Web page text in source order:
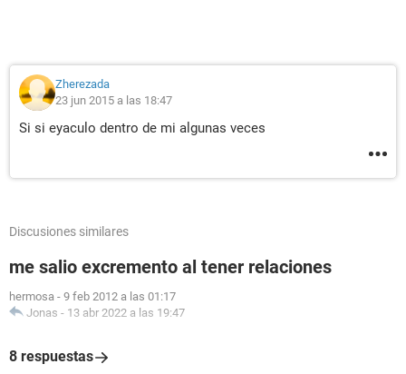
Zherezada
23 jun 2015 a las 18:47
Si si eyaculo dentro de mi algunas veces
Discusiones similares
me salio excremento al tener relaciones
hermosa - 9 feb 2012 a las 01:17
Jonas - 13 abr 2022 a las 19:47
8 respuestas